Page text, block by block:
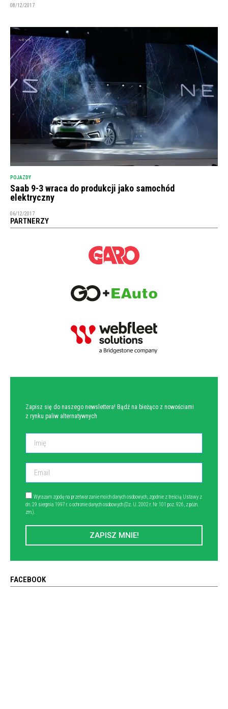
08/12/2017
POJAZDY
Saab 9-3 wraca do produkcji jako samochód
elektryczny
06/12/2017
PARTNERZY
Zapisz się do naszego newslettera! Bądź na bieżąco z nowościami
z rynku paliw alternatywnych
Wyrażam zgodę na przetwarzanie moich danych osobowych, zgodnie z treścią Ustawy z
dn. 29 sierpnia 1997 r. o ochronie danych osobowych (Dz. U. 2002 r. Nr 101 poz. 926, z późn.
zm.).
ZAPISZ MNIE!
FACEBOOK